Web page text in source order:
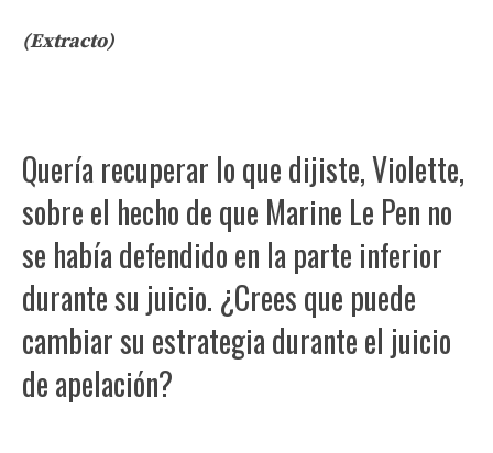
(Extracto)
Quería recuperar lo que dijiste, Violette,
sobre el hecho de que Marine Le Pen no
se había defendido en la parte inferior
durante su juicio. ¿Crees que puede
cambiar su estrategia durante el juicio
de apelación?